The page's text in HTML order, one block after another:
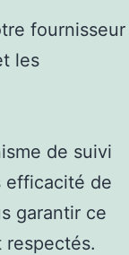
fournisseur
les
de suivi
efficacité de
garantir ce
respectés.